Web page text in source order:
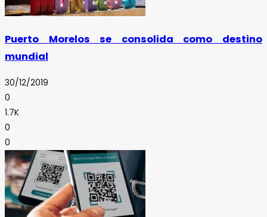
Puerto Morelos se consolida como destino
mundial
30/12/2019
0
1.7K
0
0